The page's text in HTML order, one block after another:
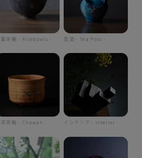
飯茶碗 - Ricebowls - 急須 - Tea Pots -
茶茶碗 - Chawan - インテリア - interior -